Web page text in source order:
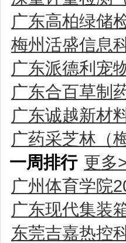
广东高柏绿储
梅州活盛信息
广东派德利宠
广东合百草制
广东诚越新材
广药采芝林（
一周排行 更多
广州体育学院
广东现代集装
东莞吉嘉热控